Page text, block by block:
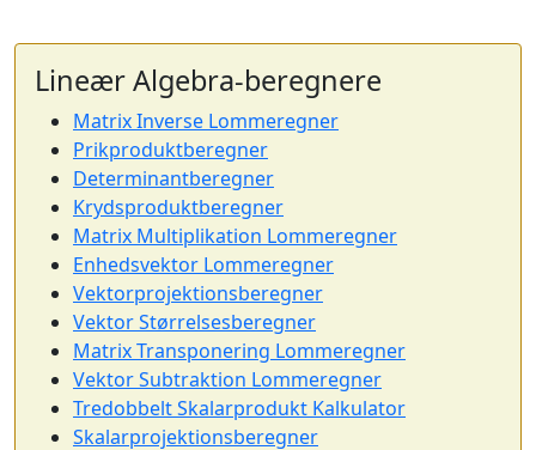
Lineær Algebra-beregnere
Matrix Inverse Lommeregner
Prikproduktberegner
Determinantberegner
Krydsproduktberegner
Matrix Multiplikation Lommeregner
Enhedsvektor Lommeregner
Vektorprojektionsberegner
Vektor Størrelsesberegner
Matrix Transponering Lommeregner
Vektor Subtraktion Lommeregner
Tredobbelt Skalarprodukt Kalkulator
Skalarprojektionsberegner